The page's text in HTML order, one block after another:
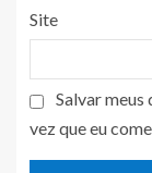
Site
Salvar meus
vez que eu